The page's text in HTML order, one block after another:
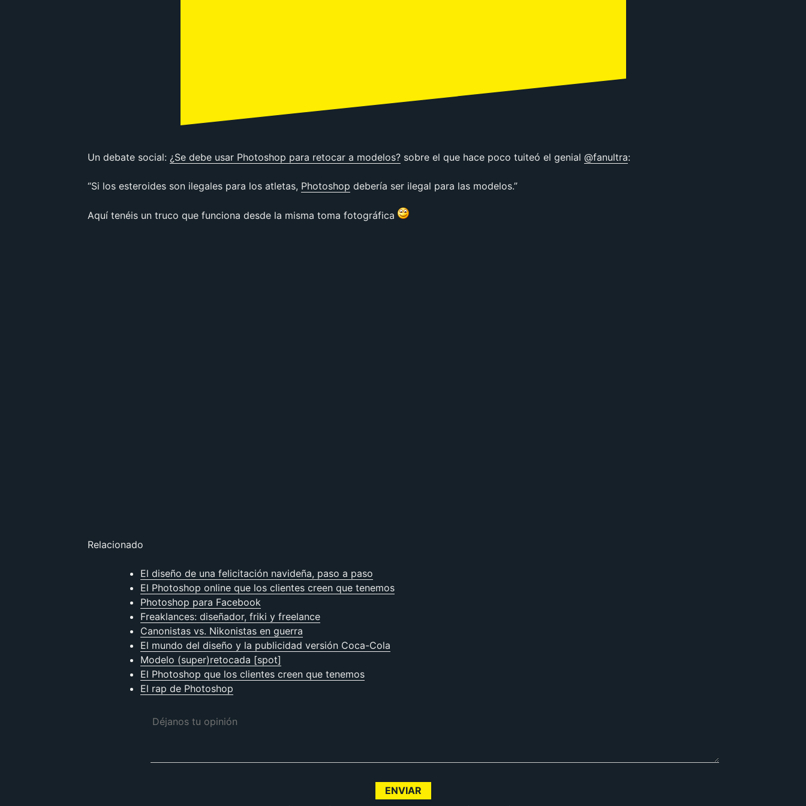
Un debate social: ¿Se debe usar Photoshop para retocar a modelos?sobre el que hace poco tuiteó el genial @fanultra:
“Si los esteroides son ilegales para los atletas, Photoshop debería ser ilegal para las modelos.”
Aquí tenéis un truco que funciona desde la misma toma fotográfica
Relacionado
El diseño de una felicitación navideña, paso a paso
El Photoshop online que los clientes creen que tenemos
Photoshop para Facebook
Freaklances: diseñador, friki y freelance
Canonistas vs. Nikonistas en guerra
El mundo del diseño y la publicidad versión Coca-Cola
Modelo (super)retocada [spot]
El Photoshop que los clientes creen que tenemos
El rap de Photoshop